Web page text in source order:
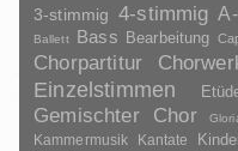
3-stimmig 4-stimmig
Ballett Bass Bearbeitung
Chorpartitur
Einzelstimmen
Gemischter Chor
Kammermusik Kantate